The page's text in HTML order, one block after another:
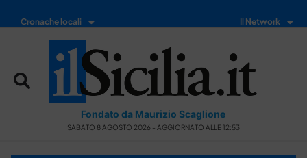
Cronache locali Il Network
Fondato da Maurizio Scaglione
SABATO 8 AGOSTO 2026 - AGGIORNATO ALLE 12:53